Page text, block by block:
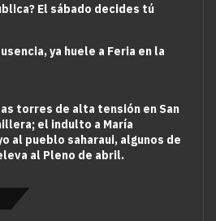
El sábado decides tú
ya huele a Feria en la
torres de alta tensión en San
el indulto a María
al pueblo saharaui, algunos de
al Pleno de abril.